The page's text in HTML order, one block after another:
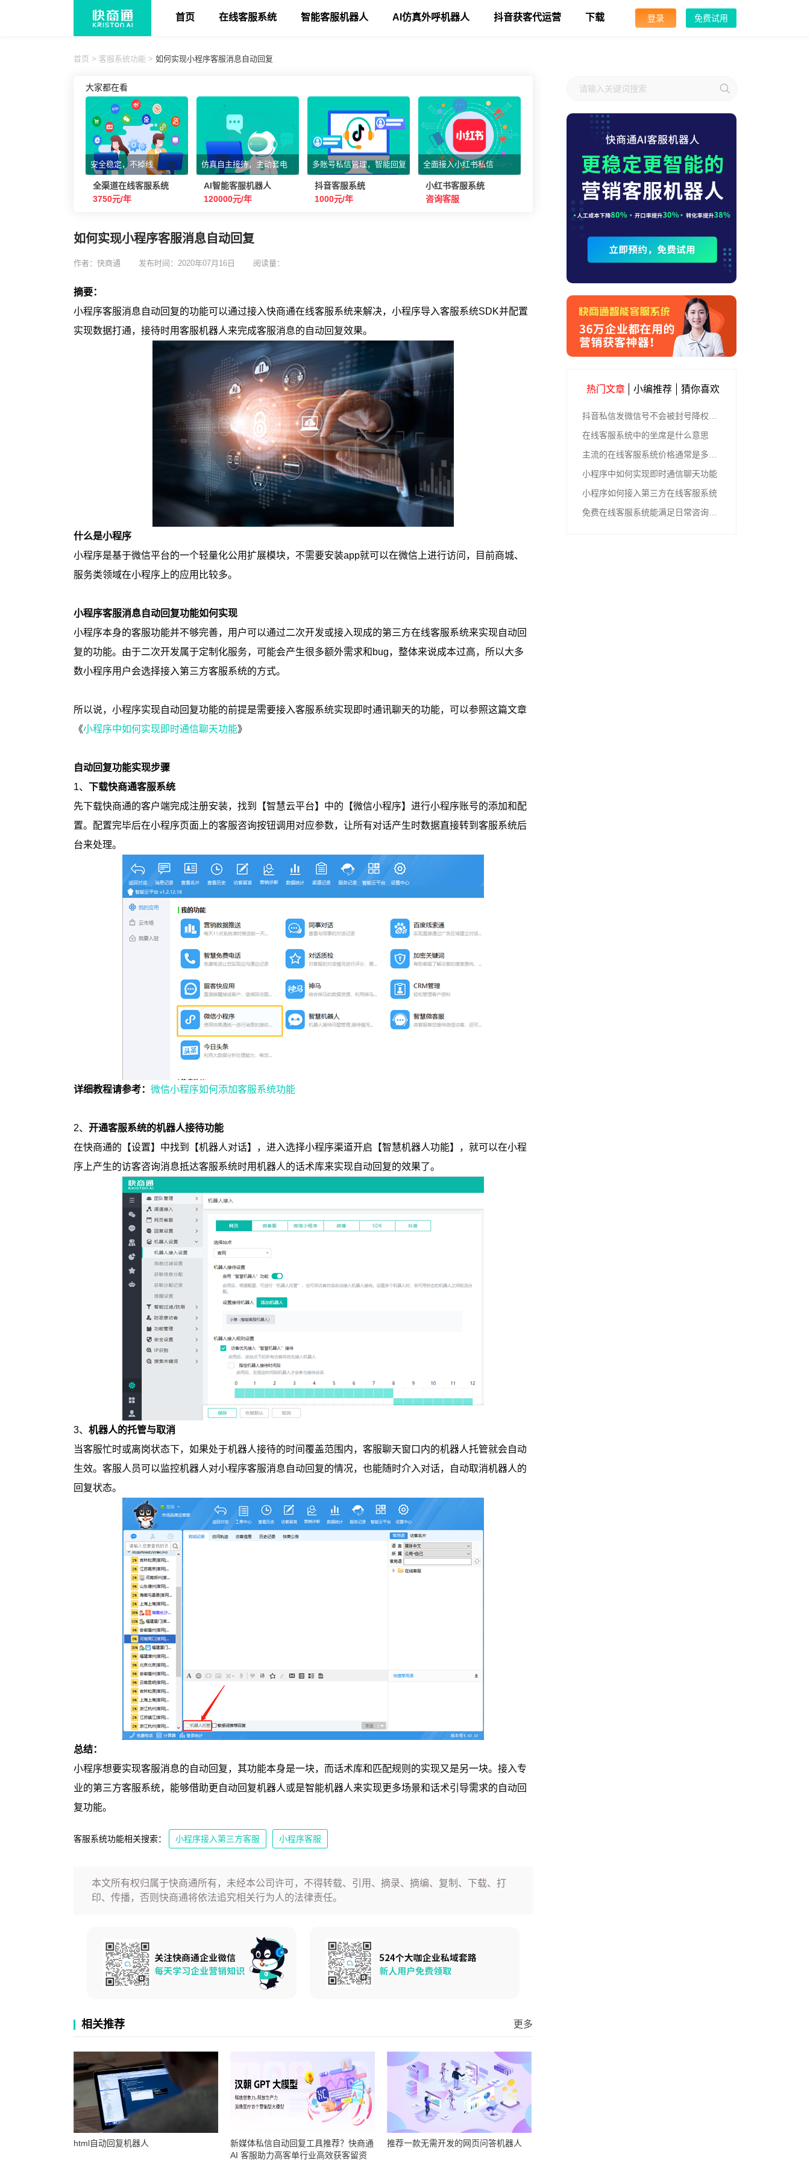
首页 在线客服系统 智能客服机器人 AI仿真外呼机器人 抖音获客代运营 下载 登录 免费试用
首页 > 客服系统功能 > 如何实现小程序客服消息自动回复
大家都在看
安全稳定，不掉线
全渠道在线客服系统
3750元/年
仿真自主接待，主动套电
AI智能客服机器人
120000元/年
多账号私信管理，智能回复
抖音客服系统
1000元/年
全面接入小红书私信
小红书客服系统
咨询客服
如何实现小程序客服消息自动回复
作者：快商通 发布时间：2020年07月16日 阅读量：
摘要：
小程序客服消息自动回复的功能可以通过接入快商通在线客服系统来解决，小程序导入客服系统SDK并配置
实现数据打通，接待时用客服机器人来完成客服消息的自动回复效果。
什么是小程序
小程序是基于微信平台的一个轻量化公用扩展模块，不需要安装app就可以在微信上进行访问，目前商城、
服务类领域在小程序上的应用比较多。
小程序客服消息自动回复功能如何实现
小程序本身的客服功能并不够完善，用户可以通过二次开发或接入现成的第三方在线客服系统来实现自动回
复的功能。由于二次开发属于定制化服务，可能会产生很多额外需求和bug，整体来说成本过高，所以大多
数小程序用户会选择接入第三方客服系统的方式。
所以说，小程序实现自动回复功能的前提是需要接入客服系统实现即时通讯聊天的功能，可以参照这篇文章
《小程序中如何实现即时通信聊天功能》
自动回复功能实现步骤
1、 下载快商通客服系统
先下载快商通的客户端完成注册安装，找到【智慧云平台】中的【微信小程序】进行小程序账号的添加和配
置。配置完毕后在小程序页面上的客服咨询按钮调用对应参数，让所有对话产生时数据直接转到客服系统后
台来处理。
详细教程请参考： 微信小程序如何添加客服系统功能
2、 开通客服系统的机器人接待功能
在快商通的【设置】中找到【机器人对话】，进入选择小程序渠道开启【智慧机器人功能】，就可以在小程
序上产生的访客咨询消息抵达客服系统时用机器人的话术库来实现自动回复的效果了。
3、 机器人的托管与取消
当客服忙时或离岗状态下，如果处于机器人接待的时间覆盖范围内，客服聊天窗口内的机器人托管就会自动
生效。客服人员可以监控机器人对小程序客服消息自动回复的情况，也能随时介入对话，自动取消机器人的
回复状态。
总结：
小程序想要实现客服消息的自动回复，其功能本身是一块，而话术库和匹配规则的实现又是另一块。接入专
业的第三方客服系统，能够借助更自动回复机器人或是智能机器人来实现更多场景和话术引导需求的自动回
复功能。
客服系统功能相关搜索： 小程序接入第三方客服 小程序客服
本文所有权归属于快商通所有，未经本公司许可，不得转载、引用、摘录、摘编、复制、下载、打
印、传播，否则快商通将依法追究相关行为人的法律责任。
相关推荐 更多
html自动回复机器人
新媒体私信自动回复工具推荐？快商通
AI 客服助力高客单行业高效获客留资
推荐一款无需开发的网页问答机器人
热门文章 小编推荐 猜你喜欢
在线客服系统中的坐席是什么意思
小程序中如何实现即时通信聊天功能
小程序如何接入第三方在线客服系统